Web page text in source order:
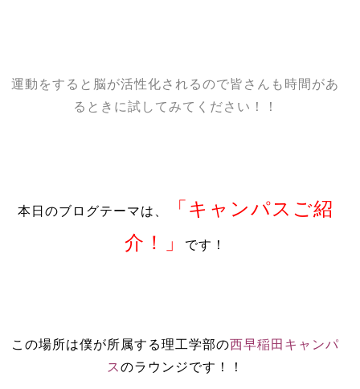
運動をすると脳が活性化されるので皆さんも時間があ
るときに試してみてください！！
本日のブログテーマは、
「キャンパスご紹
介！」
です！
この場所は僕が所属する理工学部の西早稲田キャンパ
スのラウンジです！！